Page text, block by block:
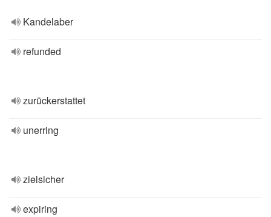
Kandelaber
refunded
zurückerstattet
unerring
zielsicher
expiring